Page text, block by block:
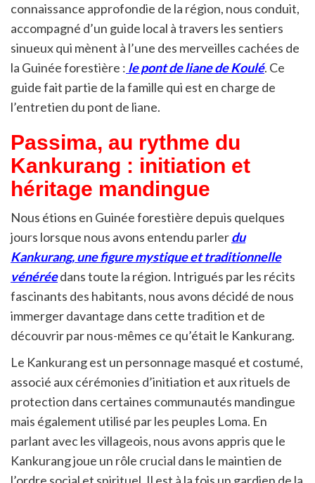
connaissance approfondie de la région, nous conduit,
accompagné d’un guide local à travers les sentiers
sinueux qui mènent à l’une des merveilles cachées de
la Guinée forestière : le pont de liane de Koulé. Ce
guide fait partie de la famille qui est en charge de
l’entretien du pont de liane.
Passima, au rythme du
Kankurang : initiation et
héritage mandingue
Nous étions en Guinée forestière depuis quelques
jours lorsque nous avons entendu parlerdu
Kankurang, une figure mystique et traditionnelle
vénéréedans toute la région. Intrigués par les récits
fascinants des habitants, nous avons décidé de nous
immerger davantage dans cette tradition et de
découvrir par nous-mêmes ce qu’était le Kankurang.
Le Kankurang est un personnage masqué et costumé,
associé aux cérémonies d’initiation et aux rituels de
protection dans certaines communautés mandingue
mais également utilisé par les peuples Loma. En
parlant avec les villageois, nous avons appris que le
Kankurang joue un rôle crucial dans le maintien de